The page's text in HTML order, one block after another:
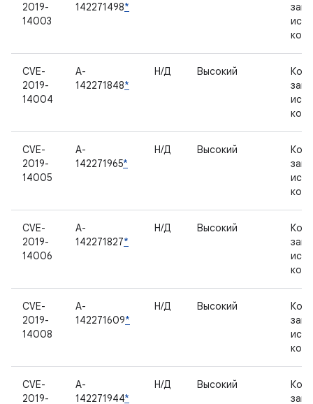
2019-
14003
142271498*
CVE-
2019-
14004
A-
142271848*
Н/Д Высокий
CVE-
2019-
14005
A-
142271965*
Н/Д Высокий
CVE-
2019-
14006
A-
142271827*
Н/Д Высокий
CVE-
2019-
14008
A-
142271609*
Н/Д Высокий
CVE-
2019-
A-
142271944*
Н/Д Высокий